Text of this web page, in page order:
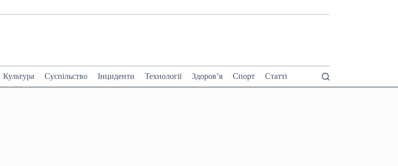
Культура Суспільство Інциденти Технології Здоров’я Спорт Статті